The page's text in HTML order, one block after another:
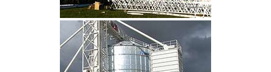
CLIQUEZ POUR AGRANDIR